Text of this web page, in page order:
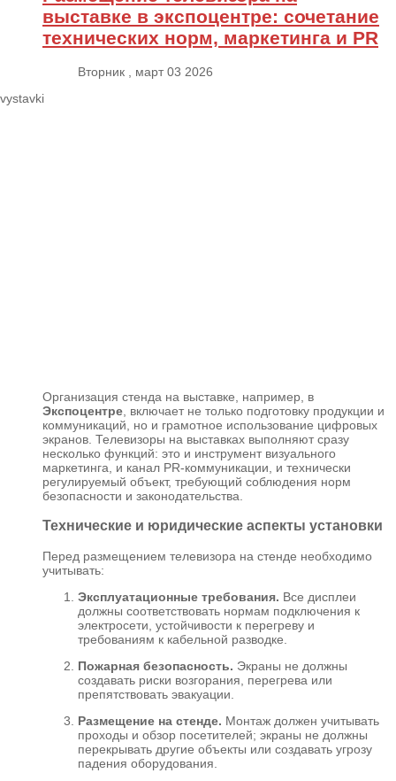
выставке в экспоцентре: сочетание
технических норм, маркетинга и PR
Вторник , март 03 2026
Организация стенда на выставке, например, в
Экспоцентре , включает не только подготовку продукции и
коммуникаций, но и грамотное использование цифровых
экранов. Телевизоры на выставках выполняют сразу
несколько функций: это и инструмент визуального
маркетинга, и канал PR-коммуникации, и технически
регулируемый объект, требующий соблюдения норм
безопасности и законодательства.
Технические и юридические аспекты установки
Перед размещением телевизора на стенде необходимо
учитывать:
Эксплуатационные требования. Все дисплеи
должны соответствовать нормам подключения к
электросети, устойчивости к перегреву и
требованиям к кабельной разводке.
Пожарная безопасность. Экраны не должны
создавать риски возгорания, перегрева или
препятствовать эвакуации.
Размещение на стенде. Монтаж должен учитывать
проходы и обзор посетителей; экраны не должны
перекрывать другие объекты или создавать угрозу
падения оборудования.